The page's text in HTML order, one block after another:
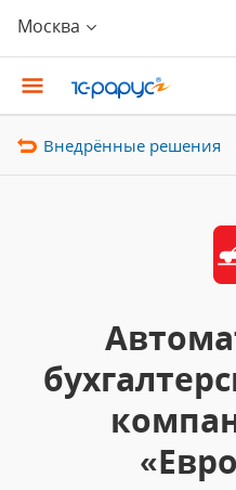
Москва
Внедрённые решения